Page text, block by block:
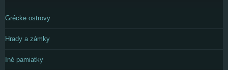
Grécke ostrovy
Hrady a zámky
Iné pamiatky